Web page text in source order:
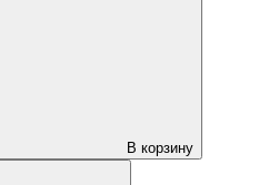
В корзину